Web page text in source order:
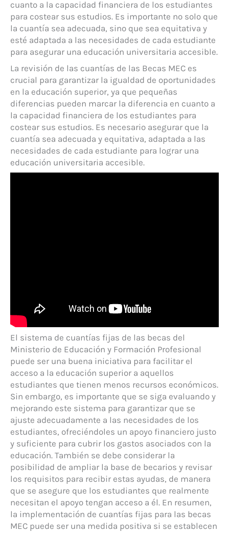
cuanto a la capacidad financiera de los estudiantes
para costear sus estudios. Es importante no solo que
la cuantía sea adecuada, sino que sea equitativa y
esté adaptada a las necesidades de cada estudiante
para asegurar una educación universitaria accesible.
La revisión de las cuantías de las Becas MEC es
crucial para garantizar la igualdad de oportunidades
en la educación superior, ya que pequeñas
diferencias pueden marcar la diferencia en cuanto a
la capacidad financiera de los estudiantes para
costear sus estudios. Es necesario asegurar que la
cuantía sea adecuada y equitativa, adaptada a las
necesidades de cada estudiante para lograr una
educación universitaria accesible.
El sistema de cuantías fijas de las becas del
Ministerio de Educación y Formación Profesional
puede ser una buena iniciativa para facilitar el
acceso a la educación superior a aquellos
estudiantes que tienen menos recursos económicos.
Sin embargo, es importante que se siga evaluando y
mejorando este sistema para garantizar que se
ajuste adecuadamente a las necesidades de los
estudiantes, ofreciéndoles un apoyo financiero justo
y suficiente para cubrir los gastos asociados con la
educación. También se debe considerar la
posibilidad de ampliar la base de becarios y revisar
los requisitos para recibir estas ayudas, de manera
que se asegure que los estudiantes que realmente
necesitan el apoyo tengan acceso a él. En resumen,
la implementación de cuantías fijas para las becas
MEC puede ser una medida positiva si se establecen